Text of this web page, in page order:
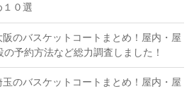
１０選
阪のバスケットコートまとめ！屋内・屋
の予約方法など総力調査しました！
玉のバスケットコートまとめ！屋内・屋